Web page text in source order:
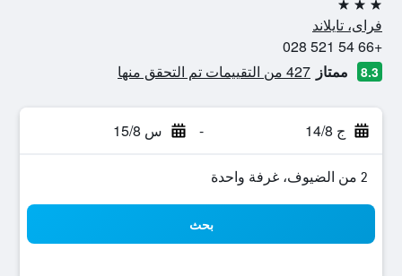
3 نجوم
فراى، تايلاند
+66 54 521 028
8.3 ممتاز 427 من التقييمات تم التحقق منها
ج 14/8 - س 15/8
2 من الضيوف، غرفة واحدة
بحث